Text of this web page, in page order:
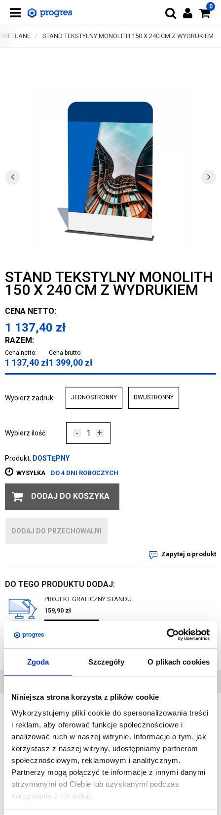
Zgoda Szczegóły O plikach cookies
Niniejsza strona korzysta z plików cookie
Wykorzystujemy pliki cookie do spersonalizowania treści
i reklam, aby oferować funkcje społecznościowe i
analizować ruch w naszej witrynie. Informacje o tym, jak
korzystasz z naszej witryny, udostępniamy partnerom
społecznościowym, reklamowym i analitycznym.
Partnerzy mogą połączyć te informacje z innymi danymi
otrzymanymi od Ciebie lub uzyskanymi podczas
korzystania z ich usług.
0
STAND TEKSTYLNY MONOLITH 150 X 240 CM Z WYDRUKIEM
STAND TEKSTYLNY MONOLITH
150 X 240 CM Z WYDRUKIEM
CENA NETTO:
1 137,40 zł
RAZEM:
Cena netto:
1 137,40 zł
Cena brutto:
1 399,00 zł
Wybierz zadruk: JEDNOSTRONNY DWUSTRONNY
Wybierz ilość: - +
Produkt: DOSTĘPNY
WYSYŁKA DO 4 DNI ROBOCZYCH
DODAJ DO KOSZYKA
DODAJ DO PRZECHOWALNI
Zapytaj o produkt
DO TEGO PRODUKTU DODAJ:
PROJEKT GRAFICZNY STANDU
159,90 zł
DANE
Formulate Monolitto system z lekkiego aluminium z
elegancką stalową podstawą, który pozwoli stworzyć idealne
tło niezależnie od miejsca i powierzchni. Dzięki zastosowaniu
specjalnego, rozciągliwego materiału, grafika doskonale
układa się na systemie, tworząc niepowtarzalną, harmonijną
całość.